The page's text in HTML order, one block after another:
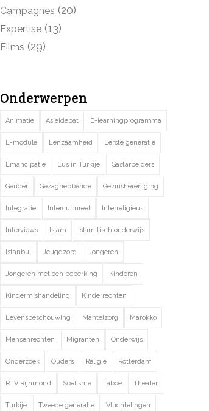
Campagnes (20)
Expertise (13)
Films (29)
Onderwerpen
Animatie Asieldebat E-learningprogramma
E-module Eenzaamheid Eerste generatie
Emancipatie Eus in Turkije Gastarbeiders
Gender Gezaghebbende Gezinshereniging
Integratie Intercultureel Interreligieus
Interviews Islam Islamitisch onderwijs
Istanbul Jeugdzorg Jongeren
Jongeren met een beperking Kinderen
Kindermishandeling Kinderrechten
Levensbeschouwing Mantelzorg Marokko
Mensenrechten Migranten Onderwijs
Onderzoek Ouders Religie Rotterdam
RTV Rijnmond Soefisme Taboe Theater
Turkije Tweede generatie Vluchtelingen